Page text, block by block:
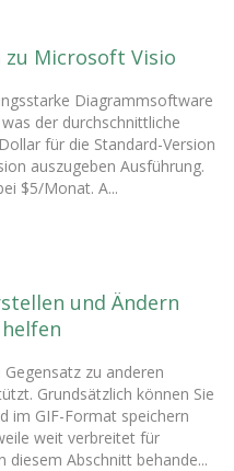
Microsoft Visio
Diagrammsoftware
der durchschnittliche
für die Standard-Version
auszugeben Ausführung.
$5/Monat. A...
und Ändern
zu anderen
Grundsätzlich können Sie
im GIF-Format speichern
weit verbreitet für
Abschnitt behande...